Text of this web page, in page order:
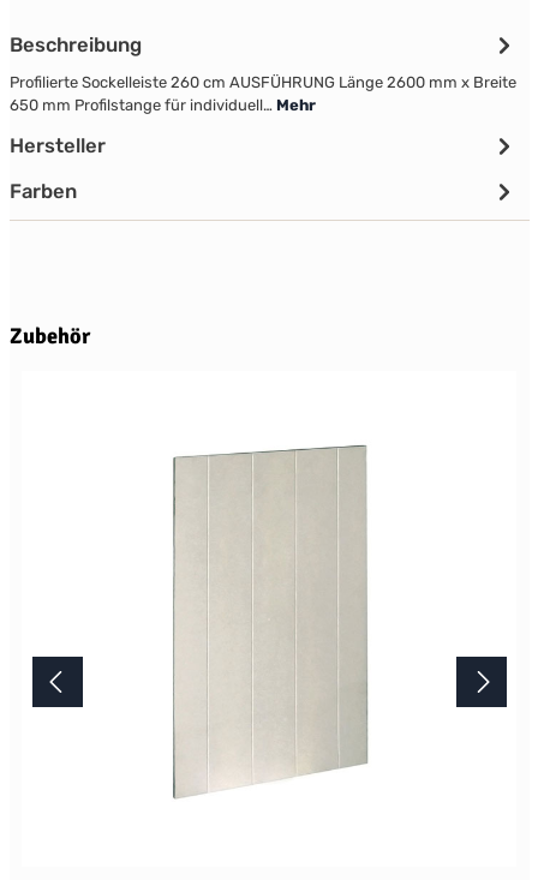
Beschreibung
Profilierte Sockelleiste 260 cm AUSFÜHRUNG Länge 2600 mm x Breite
650 mm Profilstange für individuell… Mehr
Hersteller
Farben
Produktgalerie überspringen
Zubehör